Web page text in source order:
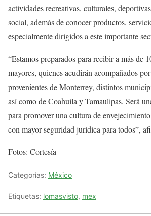
actividades recreativas, culturales,
social, además de conocer productos,
especialmente dirigidos a este importante
“Estamos preparados para recibir a más de
mayores, quienes acudirán acompañados
provenientes de Monterrey, distintos
así como de Coahuila y Tamaulipas. Será
para promover una cultura de
con mayor seguridad jurídica para todos”,
Fotos: Cortesía
Categorías: México
Etiquetas: lomasvisto, mex